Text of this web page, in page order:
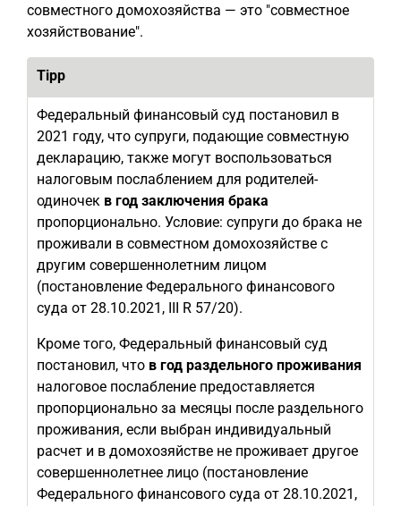
совместного домохозяйства — это "совместное
хозяйствование".
Tipp
Федеральный финансовый суд постановил в
2021 году, что супруги, подающие совместную
декларацию, также могут воспользоваться
налоговым послаблением для родителей-
одиночек в год заключения брака
пропорционально. Условие: супруги до брака не
проживали в совместном домохозяйстве с
другим совершеннолетним лицом
(постановление Федерального финансового
суда от 28.10.2021, III R 57/20).
Кроме того, Федеральный финансовый суд
постановил, что в год раздельного проживания
налоговое послабление предоставляется
пропорционально за месяцы после раздельного
проживания, если выбран индивидуальный
расчет и в домохозяйстве не проживает другое
совершеннолетнее лицо (постановление
Федерального финансового суда от 28.10.2021,